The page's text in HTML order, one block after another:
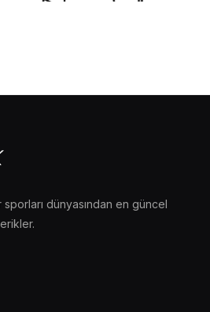
dünyasından en güncel